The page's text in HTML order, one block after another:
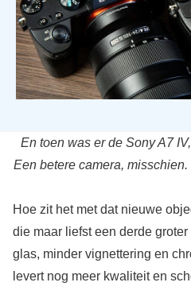
En toen was er de Sony A7
Een betere camera,
Hoe zit het met dat nieuwe
die maar liefst een derde
glas, minder vignettering en
levert nog meer kwaliteit en